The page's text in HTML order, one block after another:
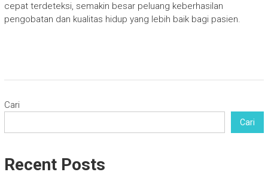
cepat terdeteksi, semakin besar peluang keberhasilan
pengobatan dan kualitas hidup yang lebih baik bagi pasien.
Cari
Cari
Recent Posts